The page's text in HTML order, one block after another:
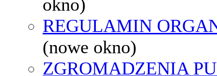
okno)
REGULAMIN
(nowe okno)
ZGROMADZENIA